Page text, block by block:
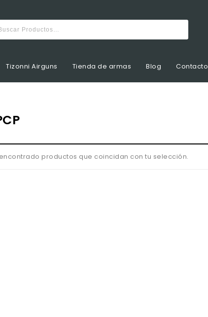
Tizonni Airguns Tienda de armas Blog Contacto
productos que coincidan con tu selección.